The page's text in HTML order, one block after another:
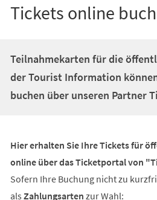
Tickets online
Teilnahmekarten für die
der Tourist Information
buchen über unseren Partner
Hier erhalten Sie Ihre Tickets für
online über das Ticketportal von
Sofern Ihre Buchung nicht zu
als Zahlungsarten zur Wahl: